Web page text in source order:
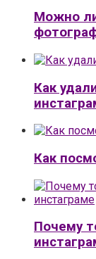
Можно
Как
Как
Почему